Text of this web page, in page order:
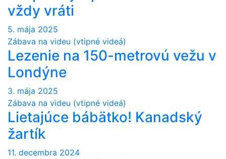
vždy vráti
5. mája 2025
Zábava na videu (vtipné videá)
Lezenie na 150-metrovú vežu v
Londýne
3. mája 2025
Zábava na videu (vtipné videá)
Lietajúce bábätko! Kanadský
žartík
11. decembra 2024